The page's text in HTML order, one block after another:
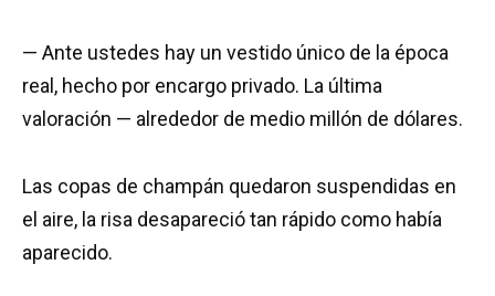
— Ante ustedes hay un vestido único de la época
real, hecho por encargo privado. La última
valoración — alrededor de medio millón de dólares.
Las copas de champán quedaron suspendidas en
el aire, la risa desapareció tan rápido como había
aparecido.